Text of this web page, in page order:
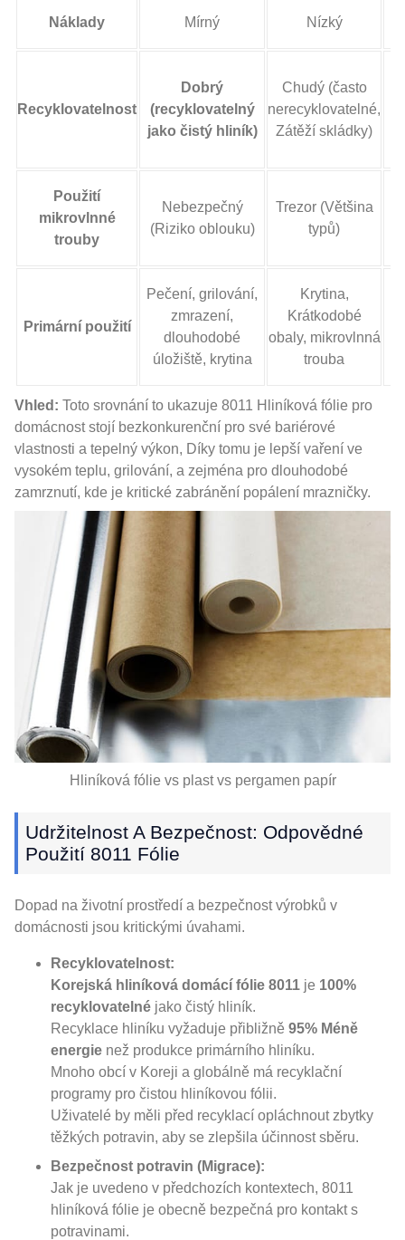
Náklady Mírný Nízký
Recyklovatelnost
Dobrý
(recyklovatelný
jako čistý hliník)
Chudý (často
nerecyklovatelné,
Zátěží skládky)
Použití
mikrovlnné
trouby
Nebezpečný
(Riziko oblouku)
Trezor (Většina
typů)
Primární použití
Pečení, grilování,
zmrazení,
dlouhodobé
úložiště, krytina
Krytina,
Krátkodobé
obaly, mikrovlnná
trouba
Vhled: Toto srovnání to ukazuje 8011 Hliníková fólie pro
domácnost stojí bezkonkurenční pro své bariérové ​​
vlastnosti a tepelný výkon, Díky tomu je lepší vaření ve
vysokém teplu, grilování, a zejména pro dlouhodobé
zamrznutí, kde je kritické zabránění popálení mrazničky.
Hliníková fólie vs plast vs pergamen papír
Udržitelnost A Bezpečnost: Odpovědné
Použití 8011 Fólie
Dopad na životní prostředí a bezpečnost výrobků v
domácnosti jsou kritickými úvahami.
Recyklovatelnost:
Korejská hliníková domácí fólie 8011 je 100%
recyklovatelné jako čistý hliník.
Recyklace hliníku vyžaduje přibližně 95% Méně
energie než produkce primárního hliníku.
Mnoho obcí v Koreji a globálně má recyklační
programy pro čistou hliníkovou fólii.
Uživatelé by měli před recyklací opláchnout zbytky
těžkých potravin, aby se zlepšila účinnost sběru.
Bezpečnost potravin (Migrace):
Jak je uvedeno v předchozích kontextech, 8011
hliníková fólie je obecně bezpečná pro kontakt s
potravinami.